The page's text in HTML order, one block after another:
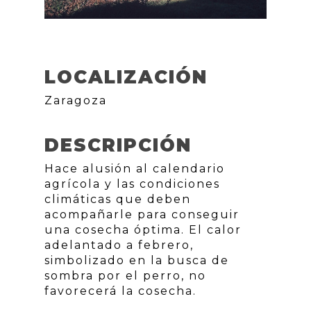
LOCALIZACIÓN
Zaragoza
DESCRIPCIÓN
Hace alusión al calendario
agrícola y las condiciones
climáticas que deben
acompañarle para conseguir
una cosecha óptima. El calor
adelantado a febrero,
simbolizado en la busca de
sombra por el perro, no
favorecerá la cosecha.